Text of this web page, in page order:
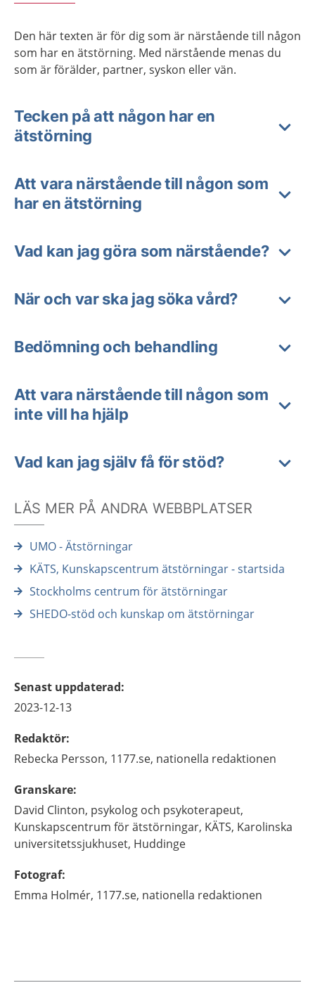
Den här texten är för dig som är närstående till någon
som har en ätstörning. Med närstående menas du
som är förälder, partner, syskon eller vän.
Tecken på att någon har en
ätstörning
Att vara närstående till någon som
har en ätstörning
Vad kan jag göra som närstående?
När och var ska jag söka vård?
Bedömning och behandling
Att vara närstående till någon som
inte vill ha hjälp
Vad kan jag själv få för stöd?
LÄS MER PÅ ANDRA WEBBPLATSER
UMO - Ätstörningar
KÄTS, Kunskapscentrum ätstörningar - startsida
Stockholms centrum för ätstörningar
SHEDO-stöd och kunskap om ätstörningar
Senast uppdaterad:
2023-12-13
Redaktör:
Rebecka Persson, 1177.se, nationella redaktionen
Granskare:
David Clinton, psykolog och psykoterapeut,
Kunskapscentrum för ätstörningar, KÄTS, Karolinska
universitetssjukhuset, Huddinge
Fotograf:
Emma Holmér, 1177.se, nationella redaktionen